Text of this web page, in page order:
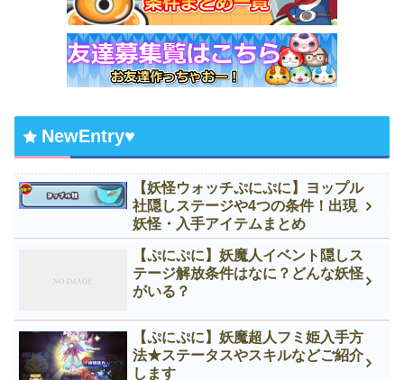
NewEntry♥
【妖怪ウォッチぷにぷに】ヨップル
社隠しステージや4つの条件！出現
妖怪・入手アイテムまとめ
【ぷにぷに】妖魔人イベント隠しス
テージ解放条件はなに？どんな妖怪
がいる？
【ぷにぷに】妖魔超人フミ姫入手方
法★ステータスやスキルなどご紹介
します